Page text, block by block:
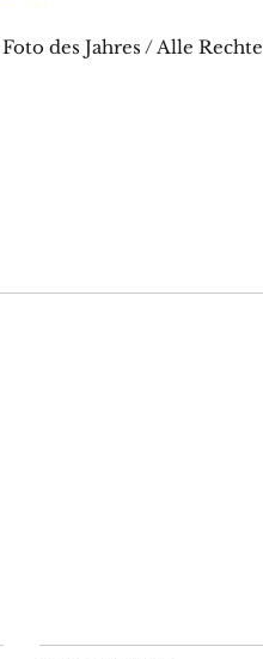
des Jahres / Alle Rechte